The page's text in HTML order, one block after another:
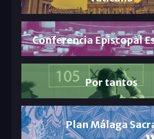
Conferencia Episcopal
Por tantos
Plan Málaga